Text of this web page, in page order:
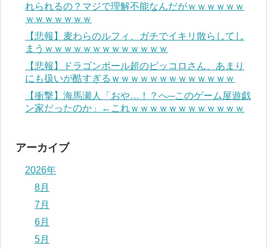
れられるの？マジで理解不能なんだがｗｗｗｗｗｗ
ｗｗｗｗｗｗｗ
【悲報】麦わらのルフィ、ガチでイキリ散らしてし
まうｗｗｗｗｗｗｗｗｗｗｗｗｗ
【悲報】ドラゴンボール超のピッコロさん、あまり
にも扱いが酷すぎるｗｗｗｗｗｗｗｗｗｗｗｗｗ
【衝撃】海馬瀬人「おや…！？へ─このゲーム屋遊戯
ン家だったのか」←これｗｗｗｗｗｗｗｗｗｗｗｗ
アーカイブ
2026年
8月
7月
6月
5月